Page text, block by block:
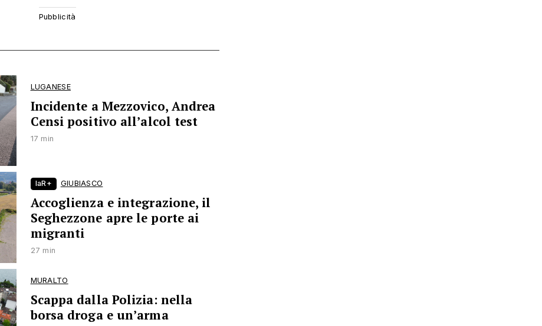
LUGANESE
Incidente a Mezzovico, Andrea
Censi positivo all’alcol test
17 min
laR+ GIUBIASCO
Accoglienza e integrazione, il
Seghezzone apre le porte ai
migranti
27 min
MURALTO
Scappa dalla Polizia: nella
borsa droga e un’arma